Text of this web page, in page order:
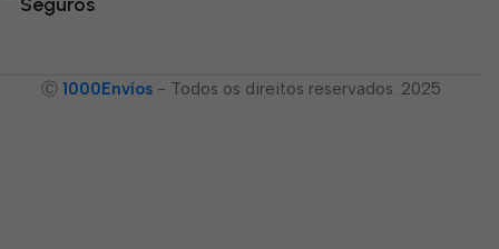
Ⓒ 1000Envíos - Todos os direitos reservados. 2025